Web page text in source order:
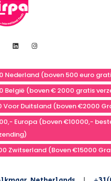
Nederland (boven 500 euro
België (boven € 2000 gratis
Voor Duitsland (boven €2000
Europa (boven €10000,-
Zwitserland (Boven €15000